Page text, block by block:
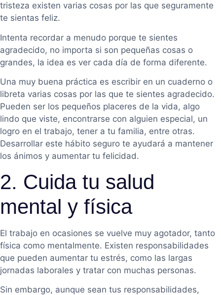
tristeza existen varias cosas por las que seguramente
te sientas feliz.
Intenta recordar a menudo porque te sientes
agradecido, no importa si son pequeñas cosas o
grandes, la idea es ver cada día de forma diferente.
Una muy buena práctica es escribir en un cuaderno o
libreta varias cosas por las que te sientes agradecido.
Pueden ser los pequeños placeres de la vida, algo
lindo que viste, encontrarse con alguien especial, un
logro en el trabajo, tener a tu familia, entre otras.
Desarrollar este hábito seguro te ayudará a mantener
los ánimos y aumentar tu felicidad.
2. Cuida tu salud
mental y física
El trabajo en ocasiones se vuelve muy agotador, tanto
física como mentalmente. Existen responsabilidades
que pueden aumentar tu estrés, como las largas
jornadas laborales y tratar con muchas personas.
Sin embargo, aunque sean tus responsabilidades,